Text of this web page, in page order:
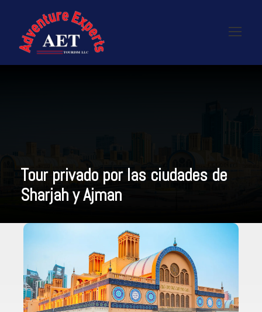
Tour privado por las ciudades de
Sharjah y Ajman